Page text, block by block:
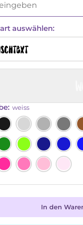
auswählen:
weiss
In den